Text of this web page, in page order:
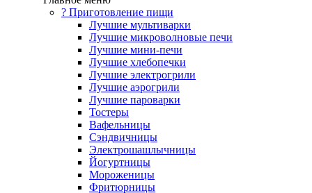
? Приготовление пищи
Лучшие мультиварки
Лучшие микроволновые печи
Лучшие мини-печи
Лучшие хлебопечки
Лучшие электрогрили
Лучшие аэрогрили
Лучшие пароварки
Тостеры
Вафельницы
Сэндвичницы
Электрошашлычницы
Йогуртницы
Мороженицы
Фритюрницы